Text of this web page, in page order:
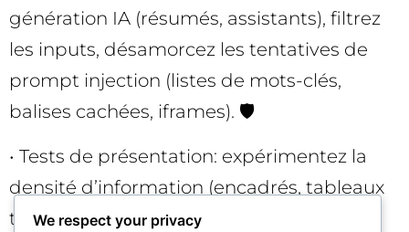
génération IA (résumés, assistants), filtrez
les inputs, désamorcez les tentatives de
prompt injection (listes de mots-clés,
balises cachées, iframes). 🛡️
• Tests de présentation: expérimentez la
densité d’information (encadrés, tableaux
textuels, points clés) et mesurez l’impact
We respect your privacy